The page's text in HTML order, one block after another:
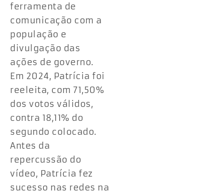
ferramenta de
comunicação com a
população e
divulgação das
ações de governo.
Em 2024, Patrícia foi
reeleita, com 71,50%
dos votos válidos,
contra 18,11% do
segundo colocado.
Antes da
repercussão do
vídeo, Patrícia fez
sucesso nas redes na